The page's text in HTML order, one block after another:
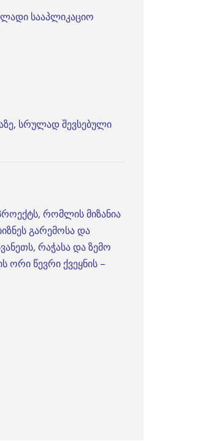
სააპლიკაციო
სრულად შევსებული
რომლის მიზანია
გარემოსა და
რაჭასა და ზემო
ორი წევრი ქვეყნის –